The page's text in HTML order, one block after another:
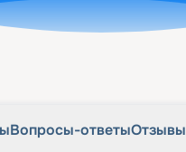
Вопросы-ответыОтзывы